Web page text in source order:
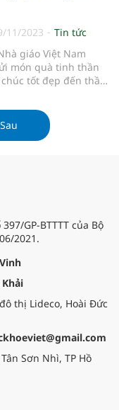
11/2023
Tin tức
giáo Việt Nam
món quà tinh thần
tốt đẹp đến thầy
GP-BTTTT của Bộ
2021.
thị Lideco, Hoài Đức
Sơn Nhì, TP Hồ